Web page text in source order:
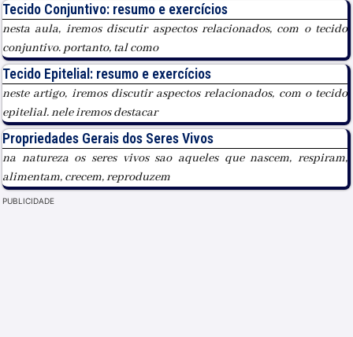
Tecido Conjuntivo: resumo e exercícios
nesta aula, iremos discutir aspectos relacionados, com o tecido
conjuntivo. portanto, tal como
Tecido Epitelial: resumo e exercícios
neste artigo, iremos discutir aspectos relacionados, com o tecido
epitelial. nele iremos destacar
Propriedades Gerais dos Seres Vivos
na natureza os seres vivos sao aqueles que nascem, respiram,
alimentam, crecem, reproduzem
PUBLICIDADE